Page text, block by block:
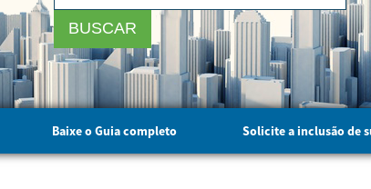
Baixe o Guiacompleto Solicite ainclusãode